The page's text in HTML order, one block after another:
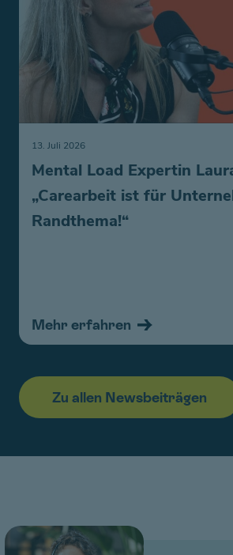
13. Juli 2026
Mental Load Expertin
„Carearbeit ist für
Randthema!“
Mehr erfahren
Zu allen Newsbeiträgen